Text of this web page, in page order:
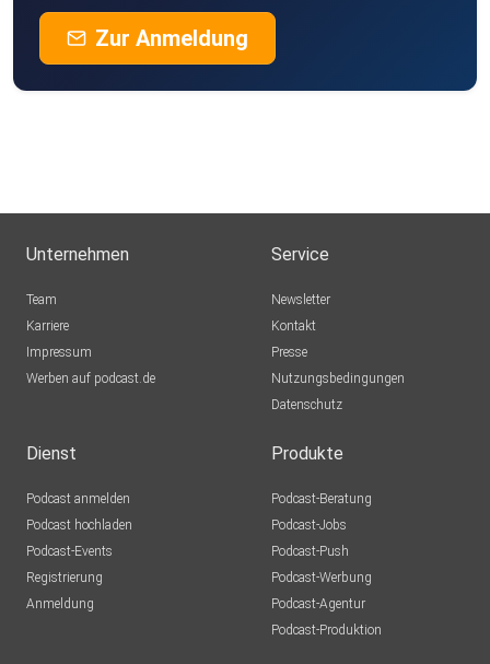
Zur Anmeldung
Unternehmen
Team
Karriere
Impressum
Werben auf podcast.de
Service
Newsletter
Kontakt
Presse
Nutzungsbedingungen
Datenschutz
Dienst
Podcast anmelden
Podcast hochladen
Podcast-Events
Registrierung
Anmeldung
Produkte
Podcast-Beratung
Podcast-Jobs
Podcast-Push
Podcast-Werbung
Podcast-Agentur
Podcast-Produktion